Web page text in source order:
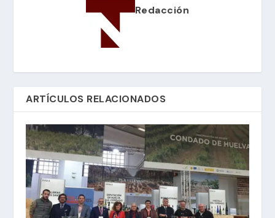
Redacción
ARTÍCULOS RELACIONADOS